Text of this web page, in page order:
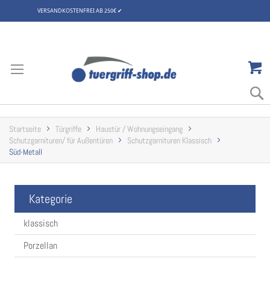
VERSANDKOSTENFREI AB 250€ ✔
springen
Startseite Türgriffe
Haustür / Wohnungseingang
Schutzgarnituren/ für Außentüren
Schutzgarnituren Klassisch
Süd-Metall
Kategorie
klassisch
Porzellan